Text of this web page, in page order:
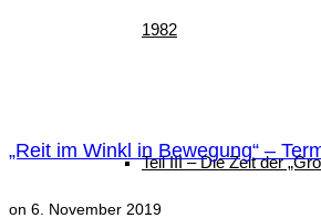
1982
Teil III – Die Zeit der
„Reit im Winkl in Bewegung“ –
on 6. November 2019